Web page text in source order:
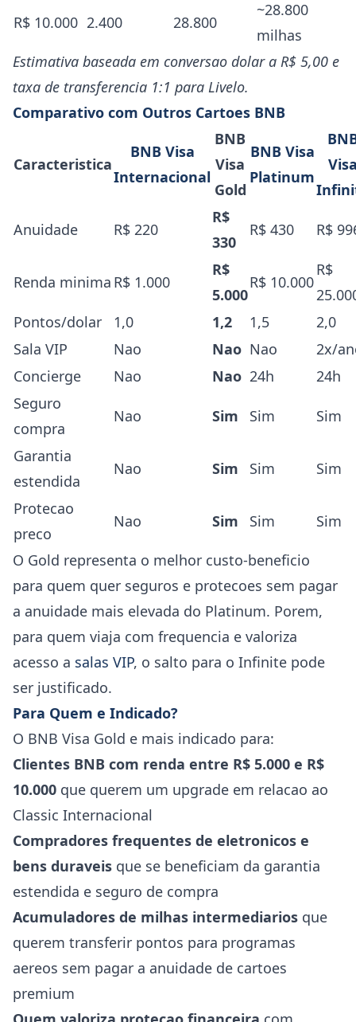
R$ 10.000 2.400 28.800
~28.800
milhas
Estimativa baseada em conversao dolar a R$ 5,00 e
taxa de transferencia 1:1 para Livelo.
Comparativo com Outros Cartoes BNB
Caracteristica
BNB Visa
Internacional
BNB
Visa
Gold
BNB Visa
Platinum
Anuidade R$ 220
R$
330
R$ 430 R$
Renda minima R$ 1.000
R$
5.000
R$ 10.000
R$
Pontos/dolar
1,0 1,2 1,5
2,0
Sala VIP
Nao Nao Nao
2x/
Concierge
Nao Nao 24h
24h
Seguro
compra
Nao Sim Sim Sim
Garantia
estendida
Nao Sim Sim Sim
Protecao
preco
Nao Sim Sim Sim
O Gold representa o melhor custo-beneficio
para quem quer seguros e protecoes sem pagar
a anuidade mais elevada do Platinum. Porem,
para quem viaja com frequencia e valoriza
acesso a salas VIP, o salto para o Infinite pode
ser justificado.
Para Quem e Indicado?
O BNB Visa Gold e mais indicado para:
Clientes BNB com renda entre R$ 5.000 e R$
10.000 que querem um upgrade em relacao ao
Classic Internacional
Compradores frequentes de eletronicos e
bens duraveis que se beneficiam da garantia
estendida e seguro de compra
Acumuladores de milhas intermediarios que
querem transferir pontos para programas
aereos sem pagar a anuidade de cartoes
premium